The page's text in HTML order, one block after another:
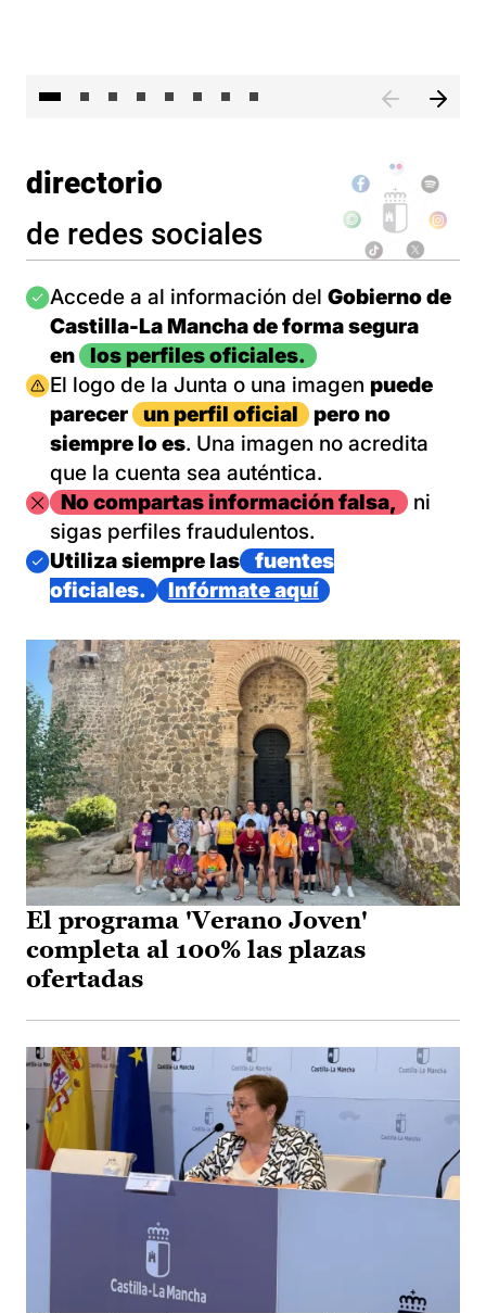
directorio
de redes sociales
Imagen
Accede a al información del Gobierno de
Castilla-La Mancha de forma segura
en
los perfiles oficiales.
Imagen
El logo de la Junta o una imagen puede
parecer
un perfil oficial
pero no
siempre lo es. Una imagen no acredita
que la cuenta sea auténtica.
ImagenNo compartas información falsa,
ni
sigas perfiles fraudulentos.
Imagen
Utiliza siempre las
fuentes
oficiales.
Infórmate aquí
El programa 'Verano Joven'
completa al 100% las plazas
ofertadas